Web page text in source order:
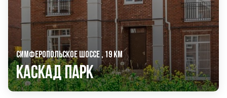
СИМФЕРОПОЛЬСКОЕ ШОССЕ , 19 КМ
Каскад Парк